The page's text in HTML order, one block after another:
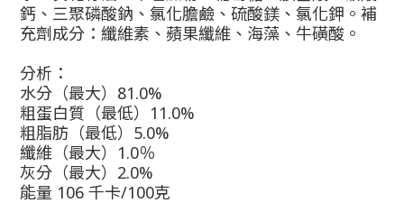
鈣、三聚磷酸鈉、氯化膽鹼、硫酸鎂、氯化鉀。補
充劑成分：纖維素、蘋果纖維、海藻、牛磺酸。
分析：
水分（最大）81.0%
粗蛋白質（最低）11.0%
粗脂肪（最低）5.0%
纖維（最大）1.0％
灰分（最大）2.0%
能量 106 千卡/100克